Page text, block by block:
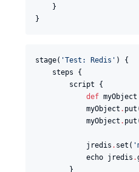
    }
}
stage( 'Test: Redis ' ) {
    steps {
        script {
def myObject
            myObject
.
            myObject
.
            jredis
. set( '
            echo jredis
.
        }